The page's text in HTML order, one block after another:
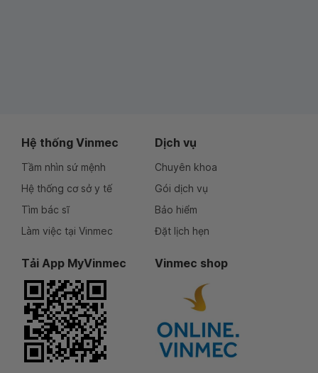
Hệ thống Vinmec
Tầm nhìn sứ mệnh
Hệ thống cơ sở y tế
Tìm bác sĩ
Làm việc tại Vinmec
Dịch vụ
Chuyên khoa
Gói dịch vụ
Bảo hiểm
Đặt lịch hẹn
Tải App MyVinmec Vinmec shop